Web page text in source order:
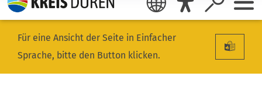
Für eine Ansicht der Seite in Einfacher
Sprache, bitte den Button klicken.